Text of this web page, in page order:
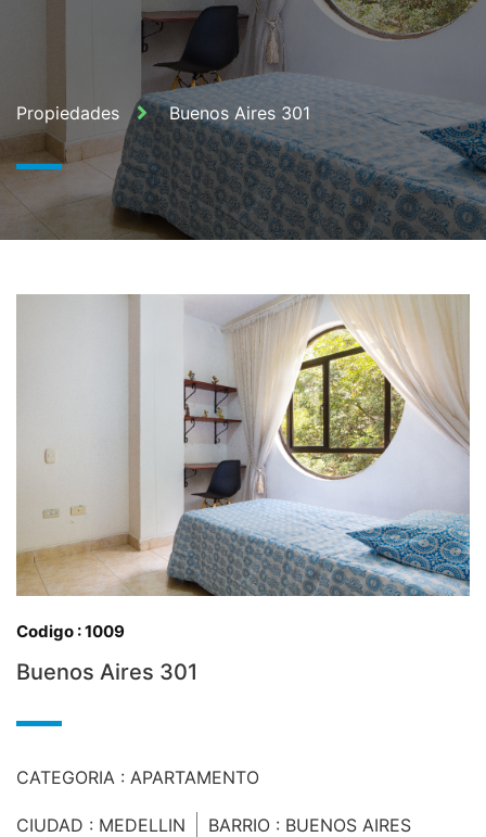
Propiedades Buenos Aires 301
Codigo : 1009
Buenos Aires 301
CATEGORIA : APARTAMENTO
CIUDAD : MEDELLIN BARRIO : BUENOS AIRES